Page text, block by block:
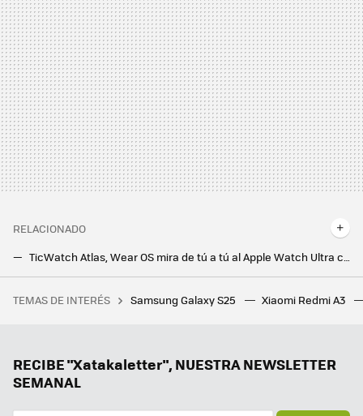
RELACIONADO
TicWatch Atlas, Wear OS mira de tú a tú al Apple Watch Ultra con un reloj pensado para resistir lo que le echen
No sabía si era mejor un reloj inteligente o una pulsera inteligente, así que he comprado los dos. Un año después ya tengo la respuesta
10 apps maravillosas de Mac que aún no tienen equivalente de la misma calidad en Windows
TEMAS DE INTERÉS Samsung Galaxy S25 Xiaomi Redmi A3
RECIBE "Xatakaletter", NUESTRA NEWSLETTER
SEMANAL